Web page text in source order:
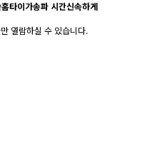
타이가송파 시간신속하게
열람하실 수 있습니다.